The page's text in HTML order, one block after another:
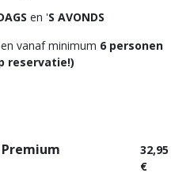
en 'S AVONDS
vanaf minimum 6 personen
reservatie!)
32,95
€